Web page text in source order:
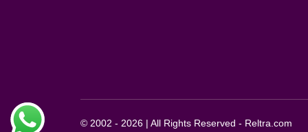
© 2002 - 2026 | All Rights Reserved - Reltra.com